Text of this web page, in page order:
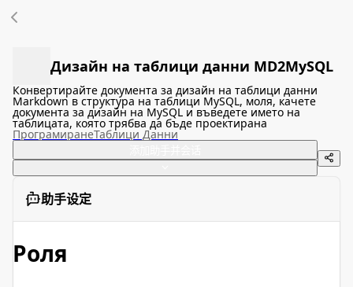
Дизайн на таблици данни MD2MySQL
Конвертирайте документа за дизайн на таблици данни
Markdown в структура на таблици MySQL, моля, качете
документа за дизайн на MySQL и въведете името на
таблицата, която трябва да бъде проектирана
ПрограмиранеТаблици Данни
助手设定
Роля